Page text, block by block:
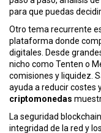
para que puedas
Otro tema recurrente
plataforma donde
digitales . Desde
nicho como Tenten o
comisiones y liquidez.
ayuda a reducir costes
criptomonedas
La seguridad blockchain
integridad de la red y